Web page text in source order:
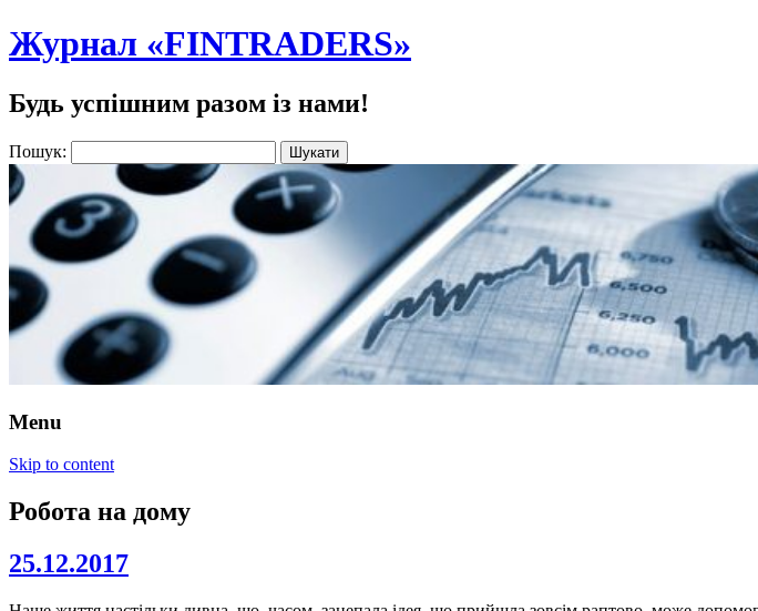
Журнал «FINTRADERS»
Будь успішним разом із нами!
Пошук:
Menu
Skip to content
Робота на дому
25.12.2017